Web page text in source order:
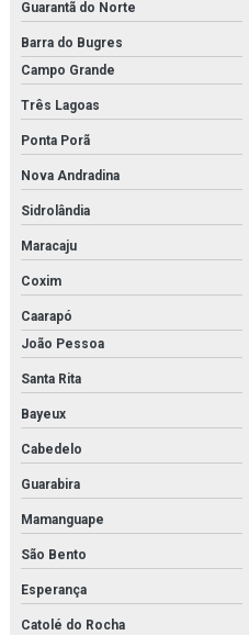
Guarantã do Norte
Barra do Bugres
Campo Grande
Três Lagoas
Ponta Porã
Nova Andradina
Sidrolândia
Maracaju
Coxim
Caarapó
João Pessoa
Santa Rita
Bayeux
Cabedelo
Guarabira
Mamanguape
São Bento
Esperança
Catolé do Rocha